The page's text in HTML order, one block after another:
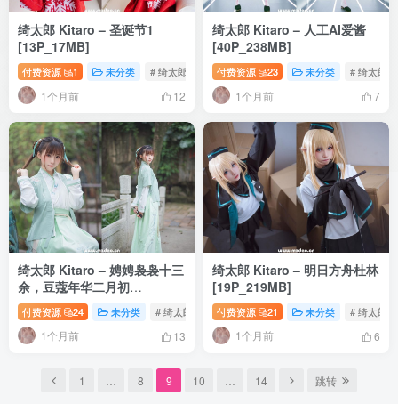
绮太郎 Kitaro – 圣诞节1
[13P_17MB]
付费资源 1 未分类 # 绮太郎写真 # COS写真 # 圣诞节
1个月前 12
绮太郎 Kitaro – 人工AI爱酱
[40P_238MB]
付费资源 23 未分类 # 绮太郎
1个月前 7
绮太郎 Kitaro – 娉娉袅袅十三
余，豆蔻年华二月初
[19P_243MB]
付费资源 24 未分类 # 绮太郎写真 # 少女写真 # 豆蔻年华
1个月前 13
绮太郎 Kitaro – 明日方舟杜林
[19P_219MB]
付费资源 21 未分类 # 绮太郎
1个月前 6
1 8 9 10 14 跳转